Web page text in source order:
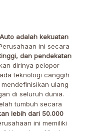
adalah kekuatan
ini secara
dan pendekatan
dirinya pelopor
teknologi canggih
ulang
di seluruh dunia.
tumbuh secara
lebih dari 50.000
ini memiliki